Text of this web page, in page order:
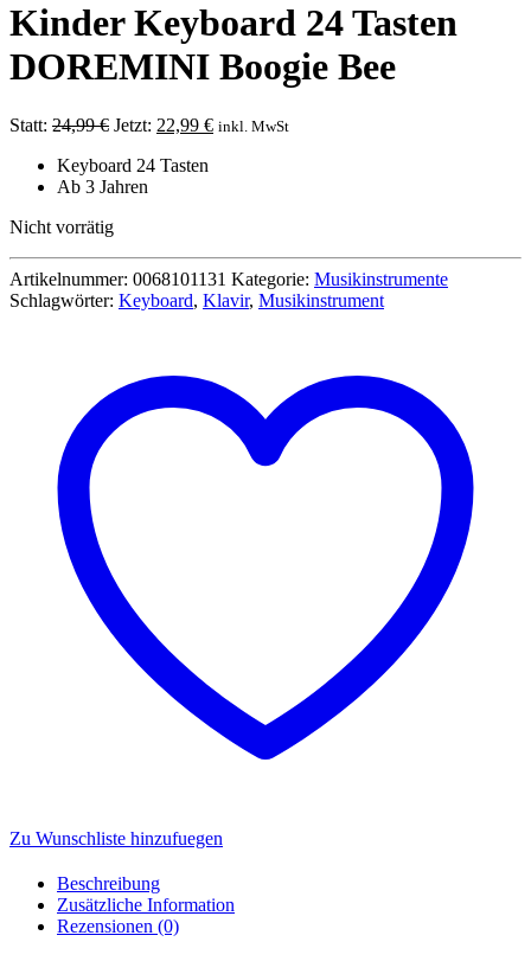
Kinder Keyboard 24 Tasten
DOREMINI Boogie Bee
Statt: 24,99€ Ursprünglicher
war:
24,99 €
Jetzt: 22,99 €Aktueller
inkl. MwSt
Keyboard 24 Tasten
Ab 3 Jahren
Nicht vorrätig
Artikelnummer: 0068101131 Kategorie: Musikinstrumente
Schlagwörter: Keyboard, Klavir, Musikinstrument
Zu Wunschliste hinzufuegen
Beschreibung
Zusätzliche Information
Rezensionen (0)